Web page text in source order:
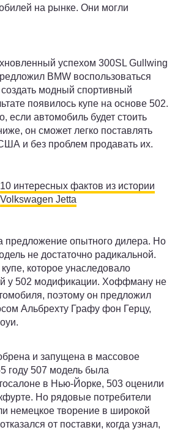
на рынке. Они могли
успехом 300SL Gullwing
BMW воспользоваться
модный спортивный
появилось купе на основе 502.
если автомобиль будет стоить
он сможет легко поставлять
и без проблем продавать их.
10 интересных фактов из истории
Volkswagen Jetta
предложение опытного дилера. Но
не достаточно радикальной.
которое унаследовало
у 502 модификации. Хоффману не
поэтому он предложил
Альбрехту Графу фон Герцу,
и запущена в массовое
году 507 модель была
в Нью-Йорке, 503 оценили
Но рядовые потребители
немецкое творение в широкой
от поставки, когда узнал,